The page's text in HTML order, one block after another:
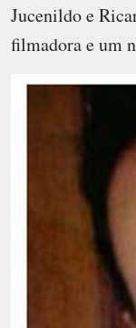
Jucenildo e
filmadora e um